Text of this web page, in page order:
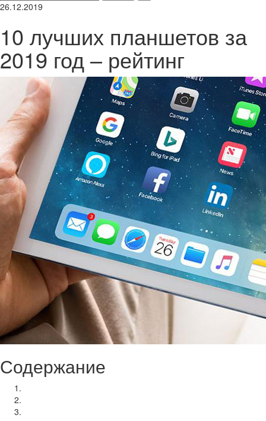
26.12.2019
10 лучших планшетов за
2019 год – рейтинг
Содержание